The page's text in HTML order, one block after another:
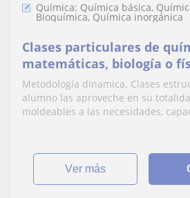
Química: Química básica,
Bioquímica, Química inorgánica
Clases particulares de
matemáticas, biología o
Metodología dinamica. Clases
alumno las aproveche en su
moldeables a las necesidades,
ver más